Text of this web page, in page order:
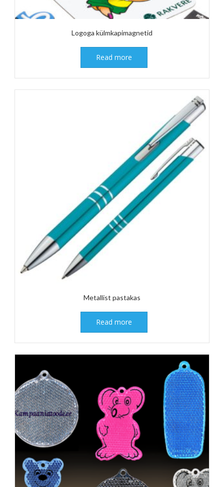
Logoga külmkapimagnetid
Read more
Metallist pastakas
Read more